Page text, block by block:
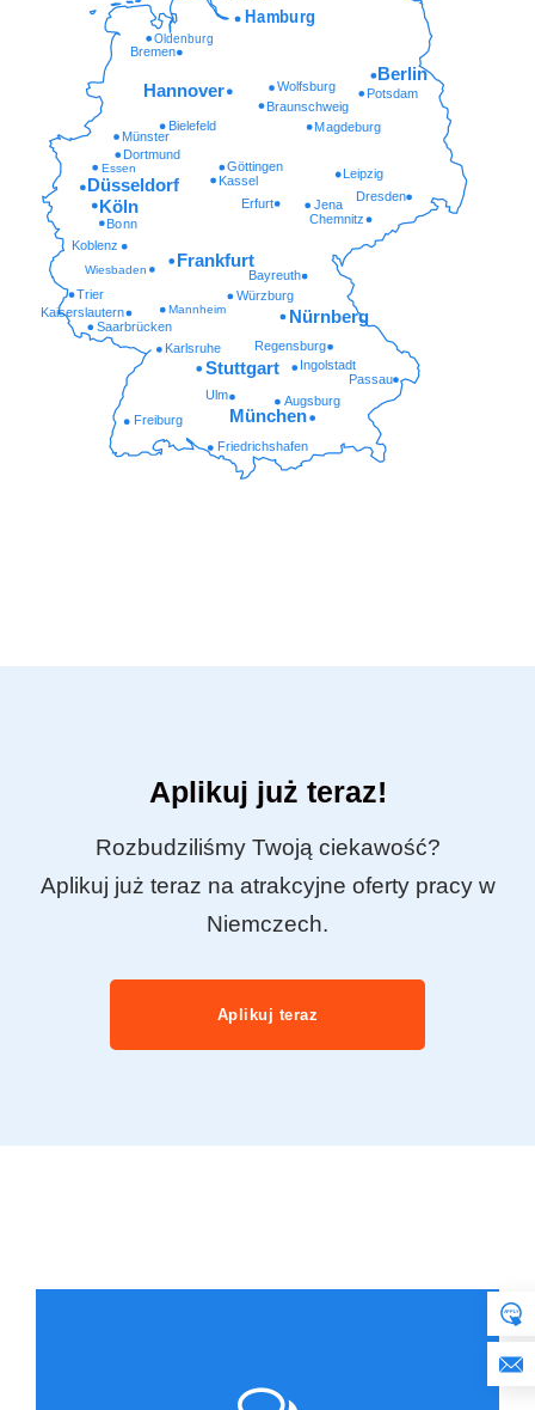
Friedrichshafen
Freiburg
Augsburg
Ulm
Passau
Ingolstadt
Regensburg
Karlsruhe
Saarbrücken
Kaiserslautern Mannheim
Würzburg
Trier
Wiesbaden Bayreuth
Koblenz
Chemnitz
Bonn
Erfurt Jena
Dresden
Kassel
Göttingen
Essen
Dortmund
Münster
Magdeburg
Bielefeld
Braunschweig
Potsdam
Wolfsburg
Oldenburg
München
Stuttgart
Nürnberg
Frankfurt
Köln
Düsseldorf
Leipzig
Hannover
Berlin
Bremen
Hamburg
Aplikuj już teraz!
Rozbudziliśmy Twoją ciekawość?
Aplikuj już teraz na atrakcyjne oferty pracy w
Niemczech.
Aplikuj teraz